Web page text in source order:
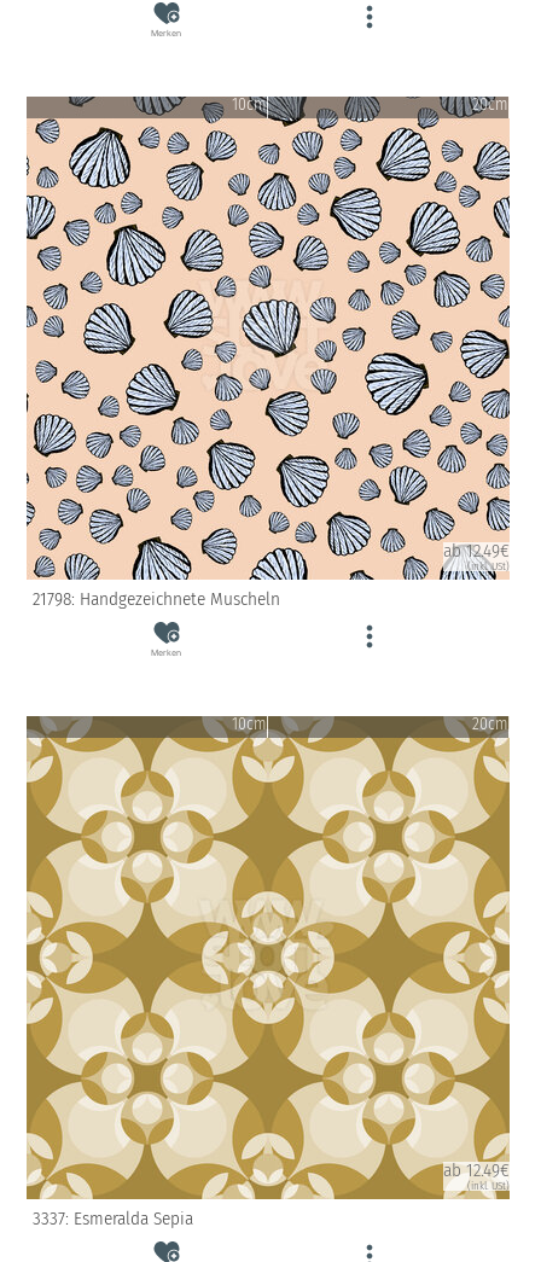
Merken
10cm 20cm
ab 12.49€
(inkl. USt)
21798: Handgezeichnete Muscheln
Merken
10cm 20cm
ab 12.49€
(inkl. USt)
3337: Esmeralda Sepia